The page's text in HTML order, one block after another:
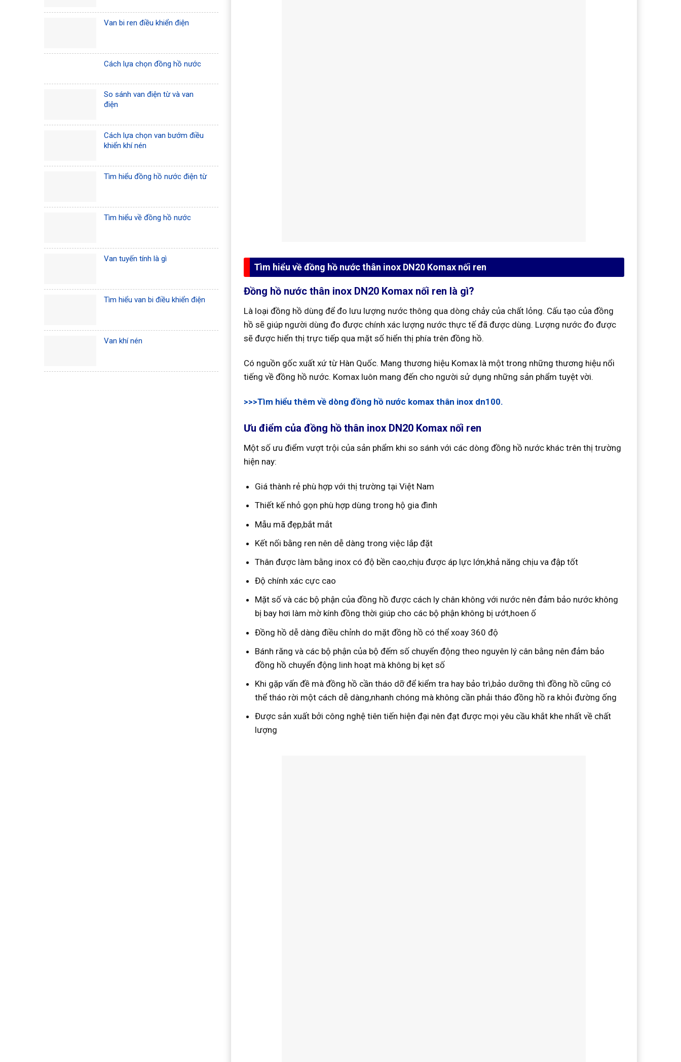
Van bi ren điều khiển điện
Cách lựa chọn đồng hồ nước
So sánh van điện từ và van
điện
Cách lựa chọn van bướm điều
khiển khí nén
Tìm hiểu đồng hồ nước điện từ
Tìm hiểu về đồng hồ nước
Van tuyến tính là gì
Tìm hiểu van bi điều khiển điện
Van khí nén
Tìm hiểu về đồng hồ nước thân inox DN20 Komax nối ren
Đồng hồ nước thân inox DN20 Komax nối ren là gì?
Là loại đồng hồ dùng để đo lưu lượng nước thông qua dòng chảy của chất lỏng. Cấu tạo của đồng
hồ sẽ giúp người dùng đo được chính xác lượng nước thực tế đã được dùng. Lượng nước đo được
sẽ được hiển thị trực tiếp qua mặt số hiển thị phía trên đồng hồ.
Có nguồn gốc xuất xứ từ Hàn Quốc. Mang thương hiệu Komax là một trong những thương hiệu nổi
tiếng về đồng hồ nước. Komax luôn mang đến cho người sử dụng những sản phẩm tuyệt vời.
>>>Tìm hiểu thêm về dòng đồng hồ nước komax thân inox dn100.
Ưu điểm của đồng hồ thân inox DN20 Komax nối ren
Một số ưu điểm vượt trội của sản phẩm khi so sánh với các dòng đồng hồ nước khác trên thị trường
hiện nay:
Giá thành rẻ phù hợp với thị trường tại Việt Nam
Thiết kế nhỏ gọn phù hợp dùng trong hộ gia đình
Mẫu mã đẹp,bắt mắt
Kết nối bằng ren nên dễ dàng trong việc lắp đặt
Thân được làm bằng inox có độ bền cao,chịu được áp lực lớn,khả năng chịu va đập tốt
Độ chính xác cực cao
Mặt số và các bộ phận của đồng hồ được cách ly chân không với nước nên đảm bảo nước không
bị bay hơi làm mờ kính đồng thời giúp cho các bộ phận không bị ướt,hoen ố
Đồng hồ dễ dàng điều chỉnh do mặt đồng hồ có thể xoay 360 độ
Bánh răng và các bộ phận của bộ đếm số chuyển động theo nguyên lý cân bằng nên đảm bảo
đồng hồ chuyển động linh hoạt mà không bị kẹt số
Khi gặp vấn đề mà đồng hồ cần tháo dỡ để kiểm tra hay bảo trì,bảo dưỡng thì đồng hồ cũng có
thể tháo rời một cách dễ dàng,nhanh chóng mà không cần phải tháo đồng hồ ra khỏi đường ống
Được sản xuất bởi công nghệ tiên tiến hiện đại nên đạt được mọi yêu cầu khắt khe nhất về chất
lượng